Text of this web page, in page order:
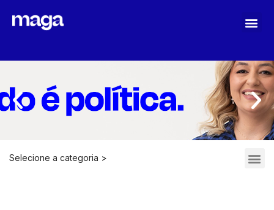
Selecione a categoria >